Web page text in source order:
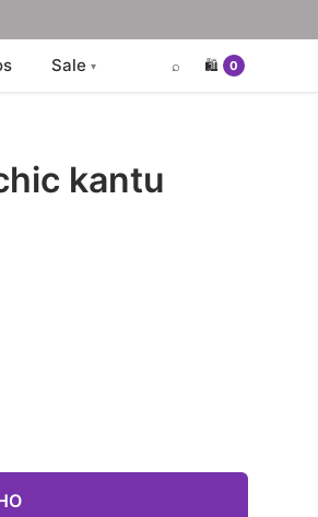
Sale ⌕ 🛍️ 0
kantu